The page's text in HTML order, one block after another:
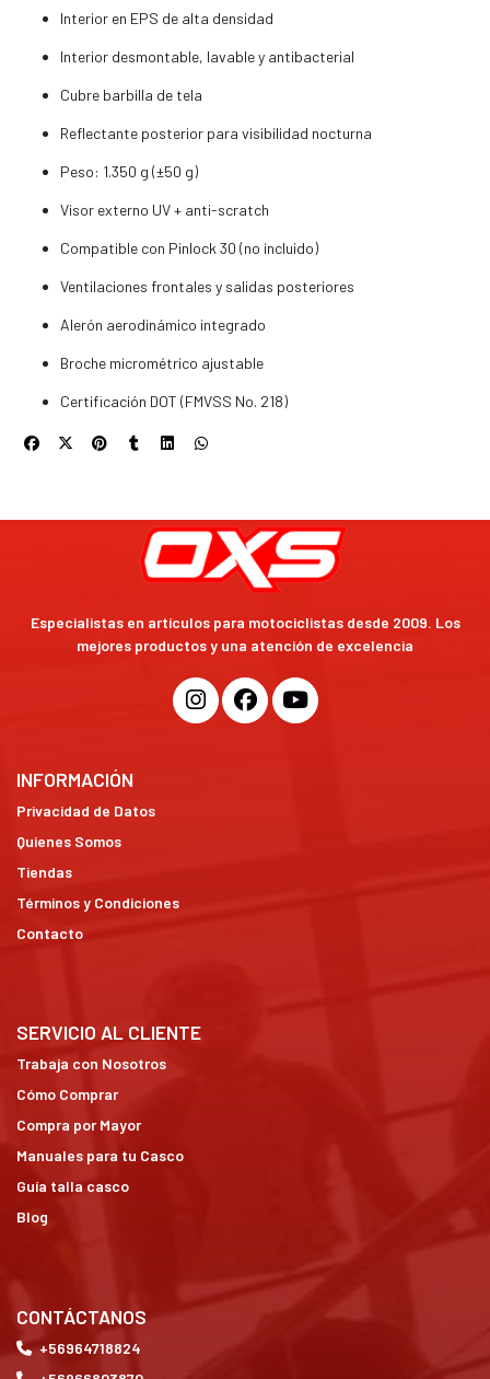
Interior en EPS de alta densidad
Interior desmontable, lavable y antibacterial
Cubre barbilla de tela
Reflectante posterior para visibilidad nocturna
Peso: 1.350 g (±50 g)
Visor externo UV + anti-scratch
Compatible con Pinlock 30 (no incluido)
Ventilaciones frontales y salidas posteriores
Alerón aerodinámico integrado
Broche micrométrico ajustable
Certificación DOT (FMVSS No. 218)
Especialistas en artículos para motociclistas desde 2009. Los
mejores productos y una atención de excelencia
INFORMACIÓN
Privacidad de Datos
Quienes Somos
Tiendas
Términos y Condiciones
Contacto
SERVICIO AL CLIENTE
Trabaja con Nosotros
Cómo Comprar
Compra por Mayor
Manuales para tu Casco
Guía talla casco
Blog
CONTÁCTANOS
+56964718824